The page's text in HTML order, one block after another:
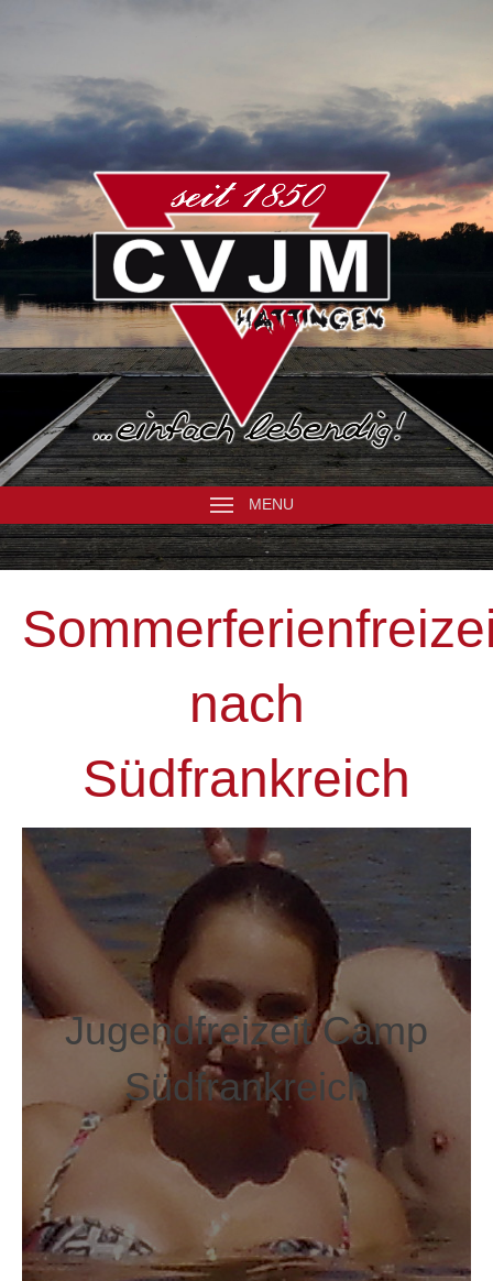
MENU
nach
Südfrankreich
Jugendfreizeit Camp
Südfrankreich